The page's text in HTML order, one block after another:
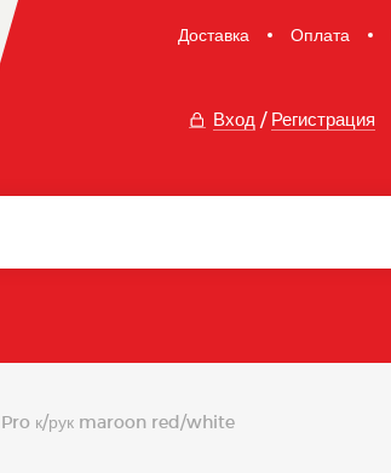
Доставка Оплата
Вход / Регистрация
Pro к/рук maroon red/white